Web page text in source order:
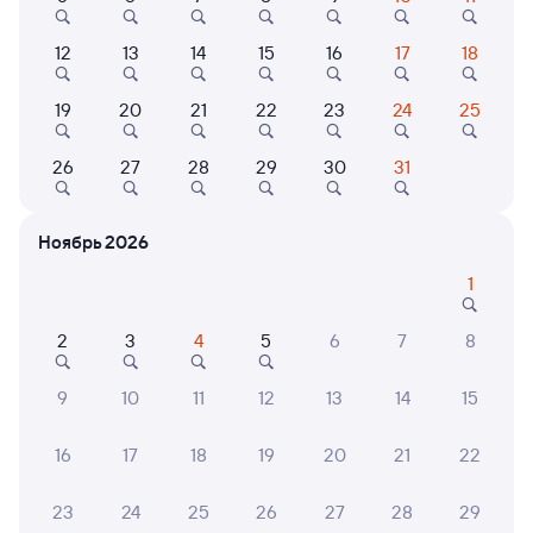
Фирменный
041М Скорый Проходящий 8,9
из Воркуты
04:18 09:43
5 ч 25 м в пути
Маршрут
Плацкарт
от 1 ⁠842 ⁠₽
Купе
3 ⁠090 ⁠₽
Фирменный
129Г Проходящий 9,1
12 13 14 15 16 17 18
19 20 21 22 23 24 25
26 27 28 29 30 31
Ноябрь 2026
1
2 3 4 5 6 7 8
9 10 11 12 13 14 15
16 17 18 19 20 21 22
23 24 25 26 27 28 29